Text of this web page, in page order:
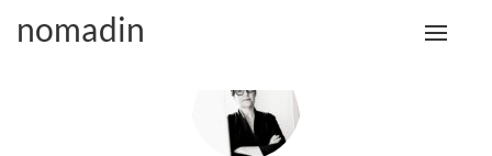
nomadin
Toggle